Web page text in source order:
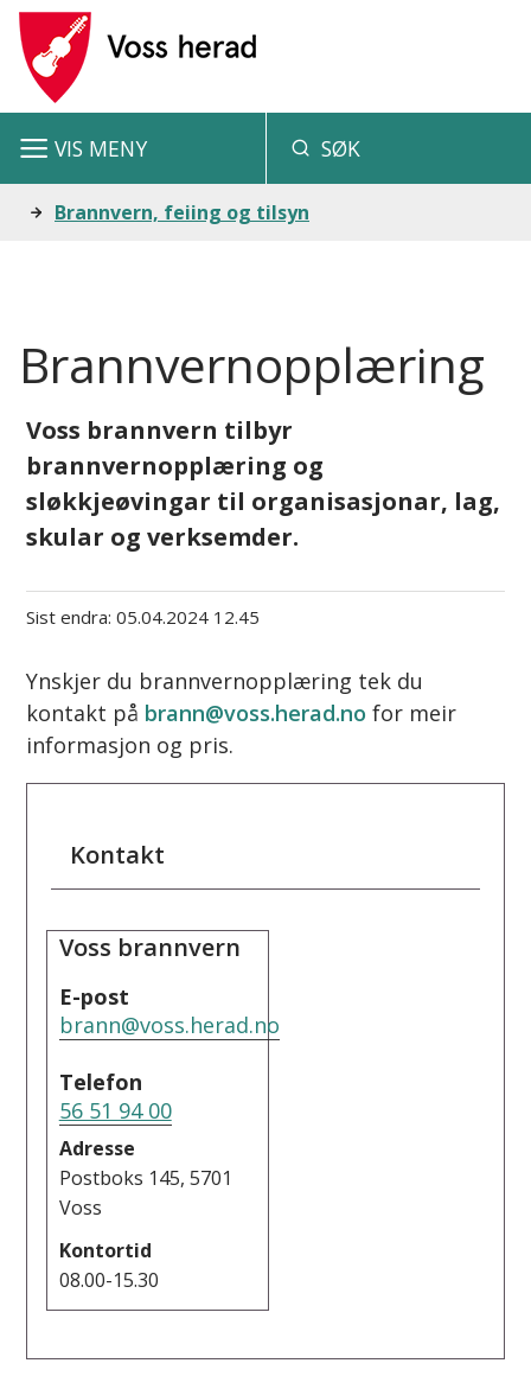
V
s
h
a
d
SØK
VIS MENY
Du Brannvern, feiing og tilsyn
Brannvernopplæring
Voss brannvern tilbyr
brannvernopplæring og
sløkkjeøvingar til organisasjonar, lag,
skular og verksemder.
Sist endra 05.04.2024 12.45
Ynskjer du brannvernopplæring tek du
kontakt på brann@voss.herad.no for meir
informasjon og pris.
Kontakt
Voss brannvern
E-post
brann@voss.herad.no
Telefon
56 51 94 00
Adresse
Postboks 145, 5701
Voss
Kontortid
08.00-15.30